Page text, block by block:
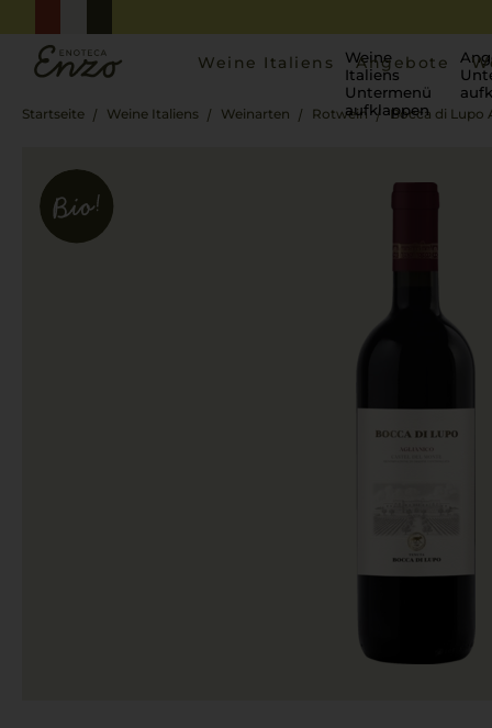
Weine Italiens
Weine
Italiens
Untermenü
aufklappen
Angebote
Startseite Weine Italiens Weinarten Rotwein Bocca di Lupo